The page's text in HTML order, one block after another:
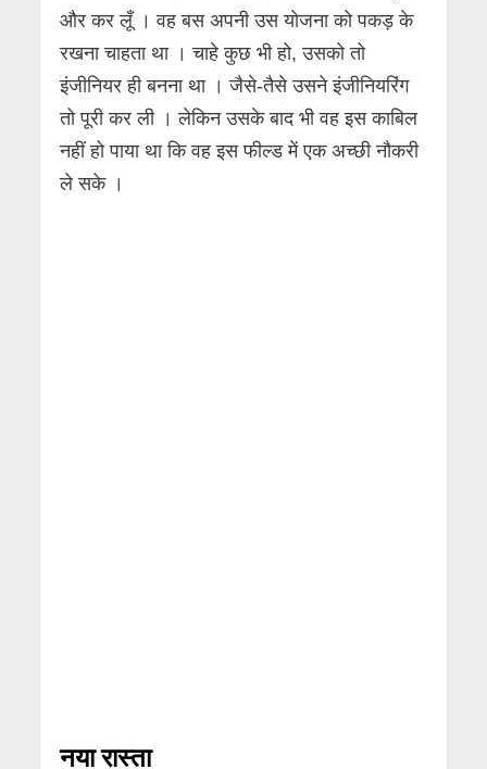
और कर लूँ । वह बस अपनी उस योजना को पकड़ के
रखना चाहता था । चाहे कुछ भी हो, उसको तो
इंजीनियर ही बनना था । जैसे-तैसे उसने इंजीनियरिंग
तो पूरी कर ली । लेकिन उसके बाद भी वह इस काबिल
नहीं हो पाया था कि वह इस फील्ड में एक अच्छी नौकरी
ले सके ।
नया रास्ता